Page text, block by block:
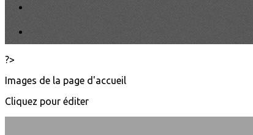
?>
Images de la page d'accueil
Cliquez pour éditer